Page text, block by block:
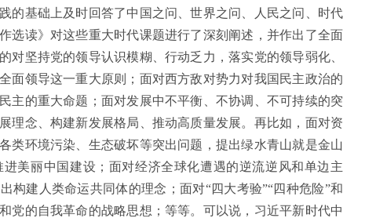
的基础上及时回答了中国之问、世界之问、人民之问、时代
选读》对这些重大时代课题进行了深刻阐述，并作出了全面
对坚持党的领导认识模糊、行动乏力，落实党的领导弱化、
面领导这一重大原则；面对西方敌对势力对我国民主政治的
主的重大命题；面对发展中不平衡、不协调、不可持续的突
理念、构建新发展格局、推动高质量发展。再比如，面对资
类环境污染、生态破坏等突出问题，提出绿水青山就是金山
美丽中国建设；面对经济全球化遭遇的逆流逆风和单边主
构建人类命运共同体的理念；面对“四大考验”“四种危险”和
党的自我革命的战略思想；等等。可以说，习近平新时代中